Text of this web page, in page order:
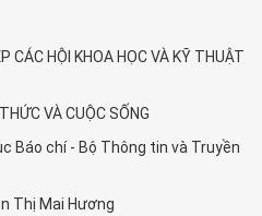
CÁC HỘI KHOA HỌC VÀ KỸ THUẬT
VÀ CUỘC SỐNG
Báo chí - Bộ Thông tin và Truyền
Thị Mai Hương